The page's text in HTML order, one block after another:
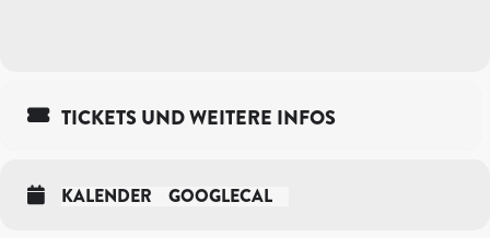
TICKETS UND WEITERE INFOS
KALENDER GOOGLECAL